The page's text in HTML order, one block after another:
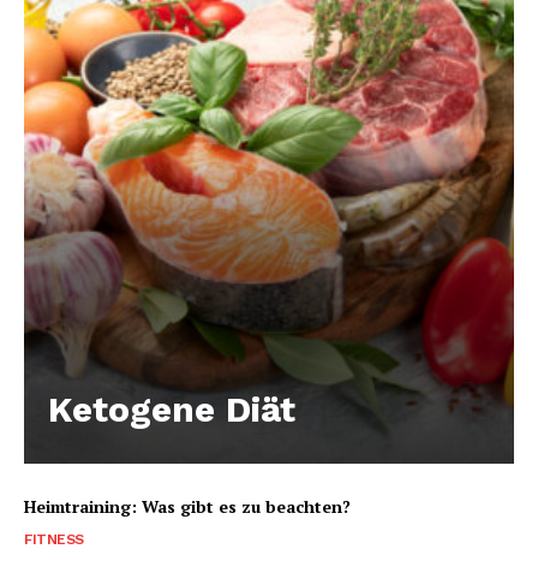
Ketogene Diät
Heimtraining: Was gibt es zu beachten?
FITNESS